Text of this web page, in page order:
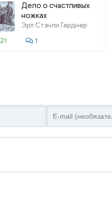
Дело о счастливых
ножках
Эрл Стэнли Гарднер
21
1